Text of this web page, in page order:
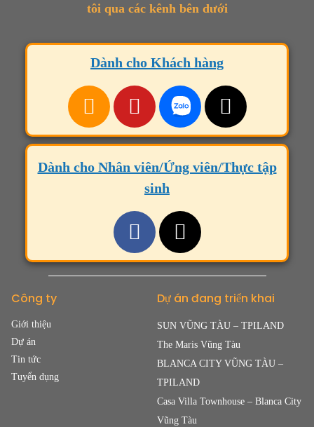
tôi qua các kênh bên dưới
Dành cho Khách hàng
Dành cho Nhân viên/Ứng viên/Thực tập
sinh
Công ty
Giới thiệu
Dự án
Tin tức
Tuyển dụng
Dự án đang triển khai
SUN VŨNG TÀU – TPILAND
The Maris Vũng Tàu
BLANCA CITY VŨNG TÀU –
TPILAND
Casa Villa Townhouse – Blanca City
Vũng Tàu